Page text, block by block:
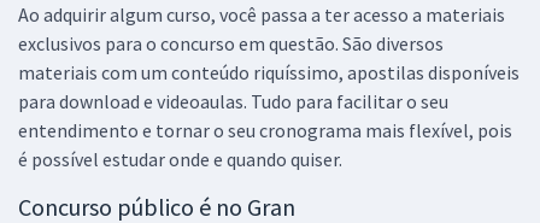
Ao adquirir algum curso, você passa a ter acesso a materiais
exclusivos para o concurso em questão. São diversos
materiais com um conteúdo riquíssimo, apostilas disponíveis
para download e videoaulas. Tudo para facilitar o seu
entendimento e tornar o seu cronograma mais flexível, pois
é possível estudar onde e quando quiser.
Concurso público é no Gran